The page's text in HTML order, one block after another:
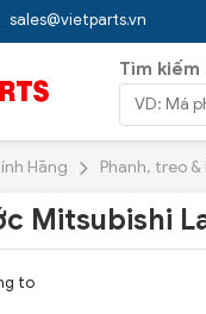
sales@vietparts.vn
Tìm kiếm
Hãng Phanh, treo &
Mitsubishi
to